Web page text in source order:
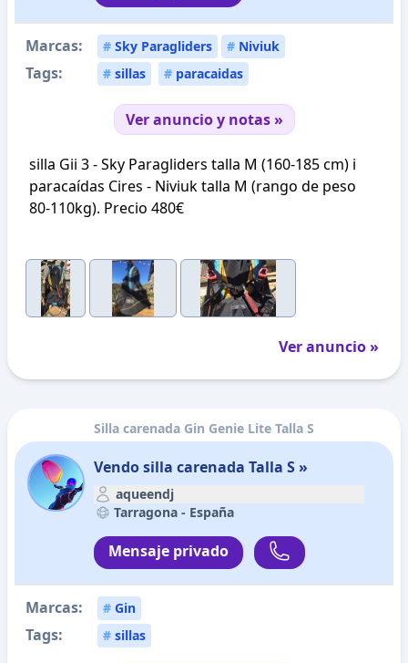
Marcas: # Sky Paragliders # Niviuk
Tags: # sillas # paracaidas
Ver anuncio y notas »
silla Gii 3 - Sky Paragliders talla M (160-185 cm) i
paracaídas Cires - Niviuk talla M (rango de peso
80-110kg). Precio 480€
Ver anuncio »
Silla carenada Gin Genie Lite Talla S
Vendo silla carenada Talla S »
aqueendj
Tarragona - España
Mensaje privado
Marcas: # Gin
Tags: # sillas